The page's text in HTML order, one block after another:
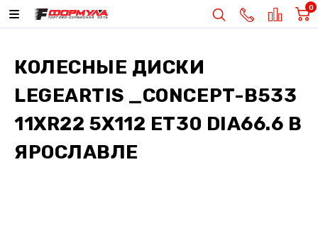
0
КОЛЕСНЫЕ ДИСКИ
LEGEARTIS _CONCEPT-B533
11XR22 5X112 ET30 DIA66.6 В
ЯРОСЛАВЛЕ